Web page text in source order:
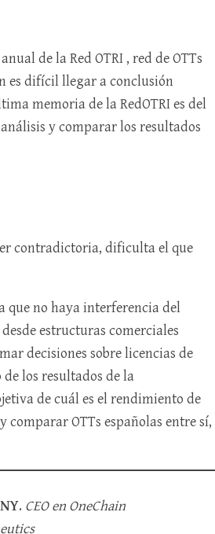
de la Red OTRI , red de OTTs
es difícil llegar a conclusión
memoria de la RedOTRI es del
y comparar los resultados
contradictoria, dificulta el que
que no haya interferencia del
estructuras comerciales
decisiones sobre licencias de
los resultados de la
de cuál es el rendimiento de
OTTs españolas entre sí,
. CEO en OneChain